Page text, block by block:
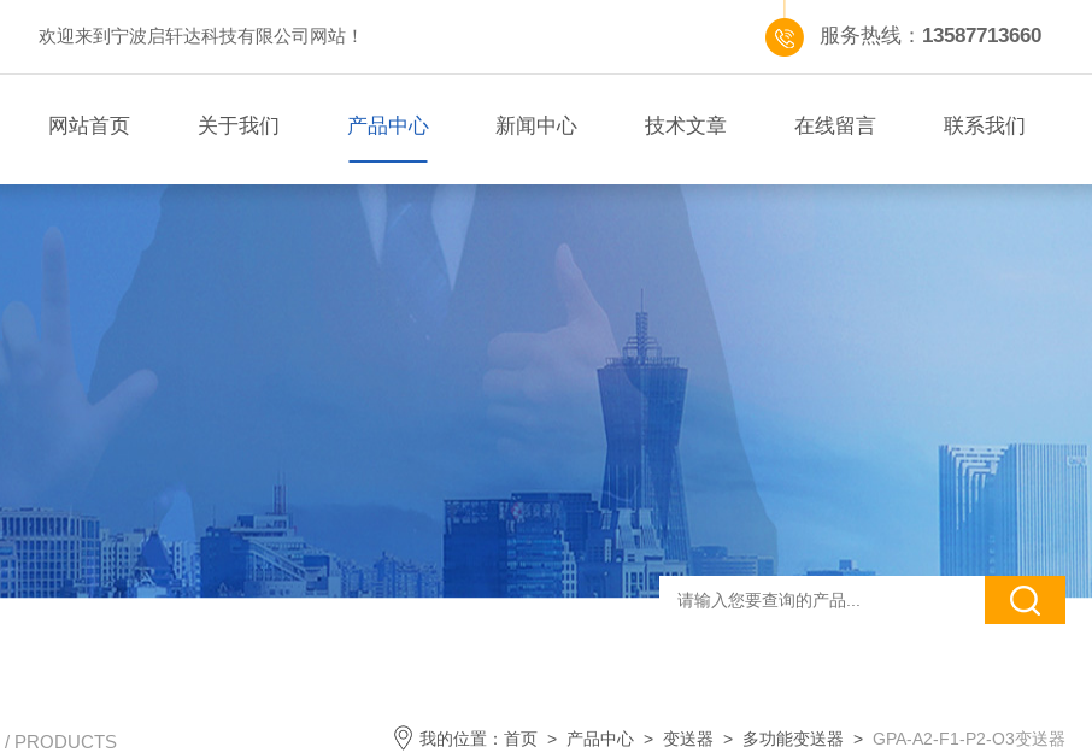
欢迎来到宁波启轩达科技有限公司网站！ 服务热线： 13587713660
网站首页 关于我们 产品中心 新闻中心 技术文章 在线留言 联系我们
/ PRODUCTS 我的位置： 首页 > 产品中心 > 变送器 > 多功能变送器 > GPA-A2-F1-P2-O3变送器